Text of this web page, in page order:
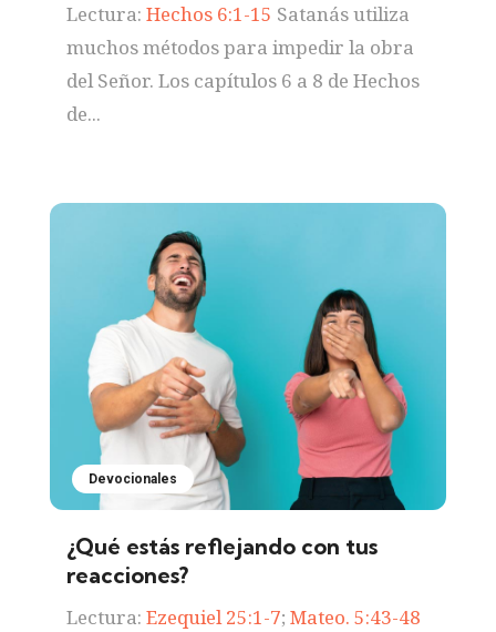
Lectura: Hechos 6:1-15 Satanás utiliza
muchos métodos para impedir la obra
del Señor. Los capítulos 6 a 8 de Hechos
de...
Devocionales
¿Qué estás reflejando con tus
reacciones?
Lectura: Ezequiel 25:1-7; Mateo. 5:43-48